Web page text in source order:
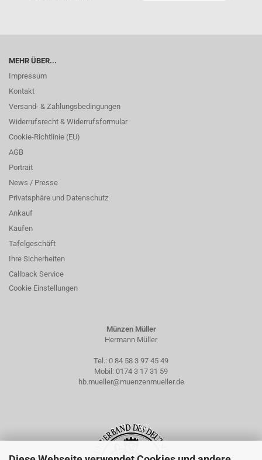
MEHR ÜBER...
Impressum
Kontakt
Versand- & Zahlungsbedingungen
Widerrufsrecht & Widerrufsformular
Cookie-Richtlinie (EU)
AGB
Portrait
News / Presse
Privatsphäre und Datenschutz
Ankauf
Kaufen
Tafelgeschäft
Ihre Sicherheiten
Callback Service
Cookie Einstellungen
Münzen Müller
Hermann Müller
Tel.: 0 84 58 3 97 45 49
Mobil: 0174 3 17 31 59
hb.mueller@muenzenmueller.de